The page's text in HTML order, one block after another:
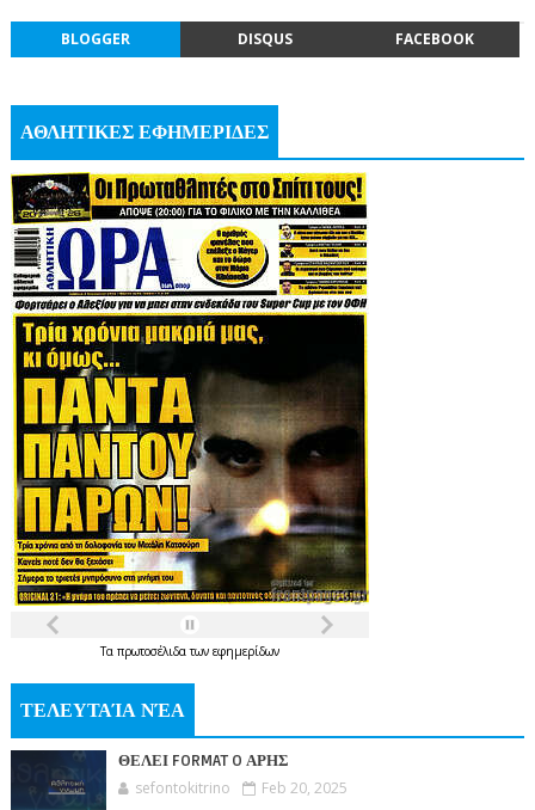
BLOGGER DISQUS FACEBOOK
ΑΘΛΗΤΙΚΕΣ ΕΦΗΜΕΡΙΔΕΣ
Τα πρωτοσέλιδατων εφημερίδων
ΤΕΛΕΥΤΑΊΑ ΝΈΑ
ΘΕΛΕΙ FORMAT O ΑΡΗΣ
sefontokitrino Feb 20, 2025